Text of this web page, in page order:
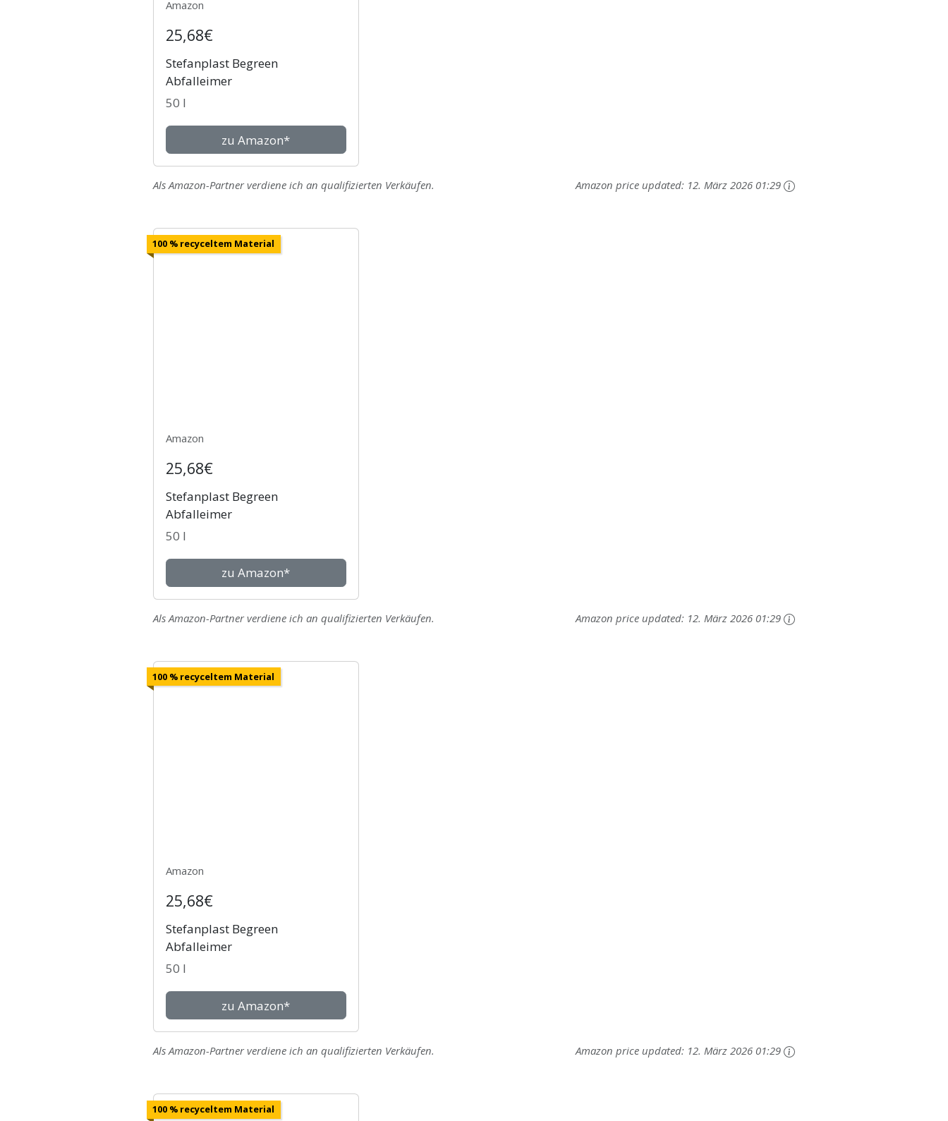
Amazon
25,68€
Stefanplast Begreen
Abfalleimer
50 l
zu Amazon*
Amazon price updated: 12. März 2026 01:29
Als Amazon-Partner verdiene ich an qualifizierten Verkäufen.
100 % recyceltem Material
Amazon
25,68€
Stefanplast Begreen
Abfalleimer
50 l
zu Amazon*
Amazon price updated: 12. März 2026 01:29
Als Amazon-Partner verdiene ich an qualifizierten Verkäufen.
100 % recyceltem Material
Amazon
25,68€
Stefanplast Begreen
Abfalleimer
50 l
zu Amazon*
Amazon price updated: 12. März 2026 01:29
Als Amazon-Partner verdiene ich an qualifizierten Verkäufen.
100 % recyceltem Material